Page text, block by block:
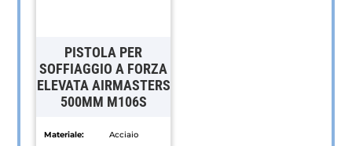
scelte
nella
pagina
PISTOLA PER
SOFFIAGGIO A FORZA
ELEVATA AIRMASTERS
500MM M106S
Materiale:
Acciaio